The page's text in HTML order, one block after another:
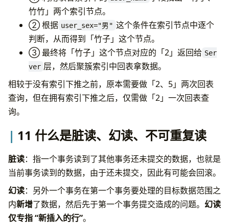
竹竹」两个索引节点。
② 根据 user_sex="男" 这个条件在索引节点中逐个
判断，从而得到「竹子」这个节点。
③ 最终将「竹子」这个节点对应的「2」返回给 Ser
ver 层，然后聚簇索引中回表拿数据。
相较于没有索引下推之前，原本需要做「2、5」两次回表
查询，但在拥有索引下推之后，仅需做「2」一次回表查
询。
11 什么是脏读、幻读、不可重复读
脏读：指一个事务读到了其他事务还未提交的数据，也就是
当前事务读到的数据，由于还未提交，因此有可能会回滚。
幻读：另外一个事务在第一个事务要处理的目标数据范围之
内新增了数据，然后先于第一个事务提交造成的问题。 幻读
仅专指 “新插入的行”。